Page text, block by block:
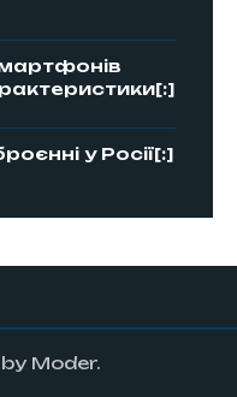
у Росії[:]
Moder.